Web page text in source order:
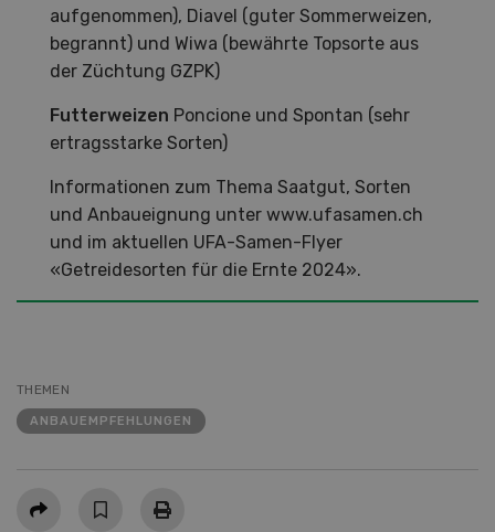
aufgenommen), Diavel (guter Sommerweizen,
begrannt) und Wiwa (bewährte Topsorte aus
der Züchtung GZPK)
Futterweizen Poncione und Spontan (sehr
ertragsstarke Sorten)
Informationen zum Thema Saatgut, Sorten
und Anbaueignung unter www.ufasamen.ch
und im aktuellen UFA-Samen-Flyer
«Getreidesorten für die Ernte 2024».
THEMEN
ANBAUEMPFEHLUNGEN
Teilen